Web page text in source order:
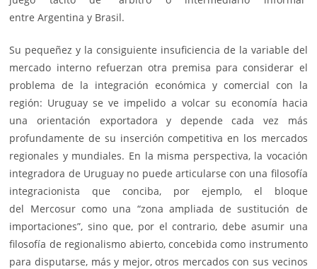
entre Argentina y Brasil.
Su pequeñez y la consiguiente insuficiencia de la variable del
mercado interno refuerzan otra premisa para considerar el
problema de la integración económica y comercial con la
región: Uruguay se ve impelido a volcar su economía hacia
una orientación exportadora y depende cada vez más
profundamente de su inserción competitiva en los mercados
regionales y mundiales. En la misma perspectiva, la vocación
integradora de Uruguay no puede articularse con una filosofía
integracionista que conciba, por ejemplo, el bloque
del Mercosur como una “zona ampliada de sustitución de
importaciones”, sino que, por el contrario, debe asumir una
filosofía de regionalismo abierto, concebida como instrumento
para disputarse, más y mejor, otros mercados con sus vecinos